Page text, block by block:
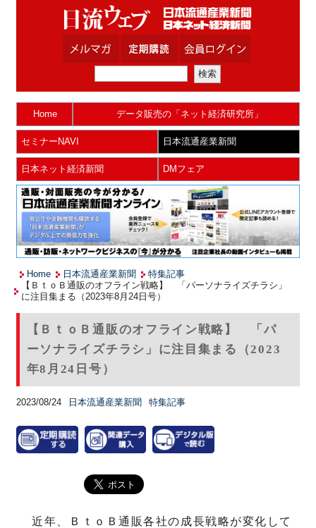
Home データ販売の「ネット経済研究所」
セミナーNAVI 日本流通産業新聞
日本ネット経済新聞 DMフェア
Home 日本流通産業新聞
特集記事
【ＢｔｏＢ通販のオフライン戦略】 「パーソナライズチラシ」
に注目集まる（2023年8月24日号）
【ＢｔｏＢ通販のオフライン戦略】 「パ
ーソナライズチラシ」に注目集まる（2023
年8月24日号）
2023/08/24 日本流通産業新聞 特集記事
近年、ＢｔｏＢ通販各社の成長戦略が変化して